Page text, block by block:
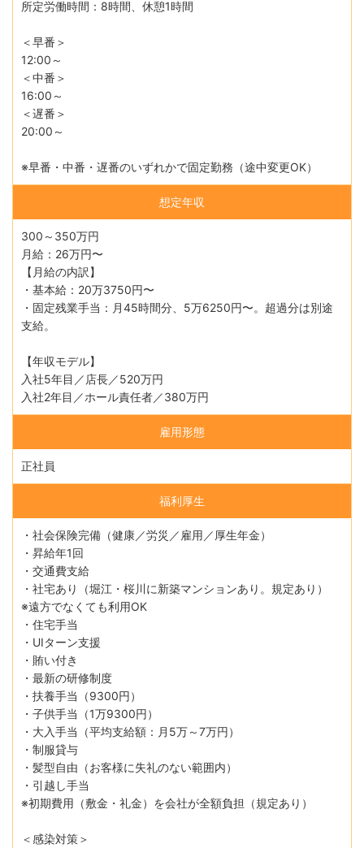
所定労働時間：8時間、休憩1時間
＜早番＞
12:00～
＜中番＞
16:00～
＜遅番＞
20:00～
※早番・中番・遅番のいずれかで固定勤務（途中変更OK）
想定年収
300～350万円
月給：26万円〜
【月給の内訳】
・基本給：20万3750円〜
・固定残業手当：月45時間分、5万6250円〜。超過分は別途
支給。
【年収モデル】
入社5年目／店長／520万円
入社2年目／ホール責任者／380万円
雇用形態
正社員
福利厚生
・社会保険完備（健康／労災／雇用／厚生年金）
・昇給年1回
・交通費支給
・社宅あり（堀江・桜川に新築マンションあり。規定あり）
※遠方でなくても利用OK
・住宅手当
・UIターン支援
・賄い付き
・最新の研修制度
・扶養手当（9300円）
・子供手当（1万9300円）
・大入手当（平均支給額：月5万～7万円）
・制服貸与
・髪型自由（お客様に失礼のない範囲内）
・引越し手当
※初期費用（敷金・礼金）を会社が全額負担（規定あり）
＜感染対策＞